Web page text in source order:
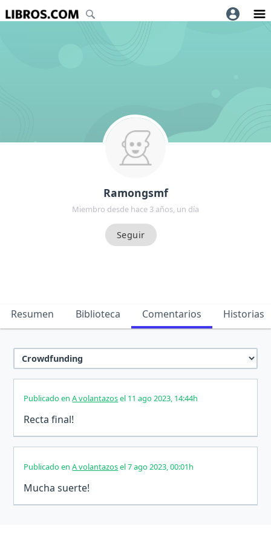
Ramongsmf
Miembro desde hace 3 años, un día
Resumen Biblioteca Comentarios Historias
Publicado enA volantazosel 11 ago 2023, 14:44h
Recta final!
Publicado enA volantazosel 7 ago 2023, 00:01h
Mucha suerte!